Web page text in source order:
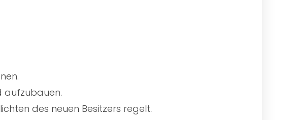
aufzubauen.
des neuen Besitzers regelt.